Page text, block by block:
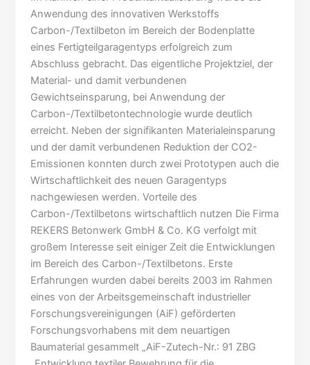
Anwendung des innovativen Werkstoffs
Carbon-/Textilbeton im Bereich der Bodenplatte
eines Fertigteilgaragentyps erfolgreich zum
Abschluss gebracht. Das eigentliche Projektziel, der
Material- und damit verbundenen
Gewichtseinsparung, bei Anwendung der
Carbon-/Textilbetontechnologie wurde deutlich
erreicht. Neben der signifikanten Materialeinsparung
und der damit verbundenen Reduktion der CO2-
Emissionen konnten durch zwei Prototypen auch die
Wirtschaftlichkeit des neuen Garagentyps
nachgewiesen werden. Vorteile des
Carbon-/Textilbetons wirtschaftlich nutzen Die Firma
REKERS Betonwerk GmbH & Co. KG verfolgt mit
großem Interesse seit einiger Zeit die Entwicklungen
im Bereich des Carbon-/Textilbetons. Erste
Erfahrungen wurden dabei bereits 2003 im Rahmen
eines von der Arbeitsgemeinschaft industrieller
Forschungsvereinigungen (AiF) geförderten
Forschungsvorhabens mit dem neuartigen
Baumaterial gesammelt „AiF-Zutech-Nr.: 91 ZBG